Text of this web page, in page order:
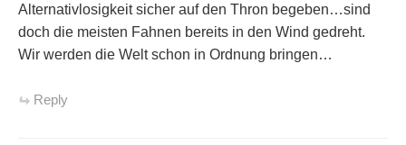
Alternativlosigkeit sicher auf den Thron begeben…sind
doch die meisten Fahnen bereits in den Wind gedreht.
Wir werden die Welt schon in Ordnung bringen…
Reply